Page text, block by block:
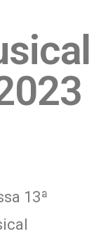
13ª